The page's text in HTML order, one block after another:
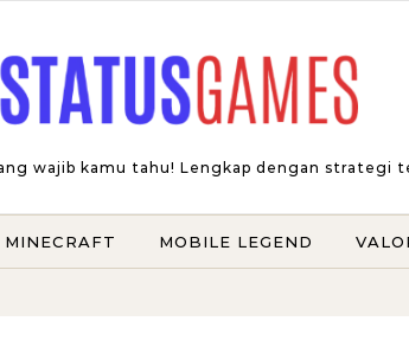
wajib kamu tahu! Lengkap dengan strategi
MINECRAFT MOBILE LEGEND